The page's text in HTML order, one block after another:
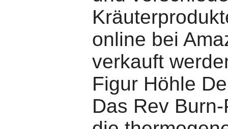
online bei
verkauft
Figur Höhle
Das Rev